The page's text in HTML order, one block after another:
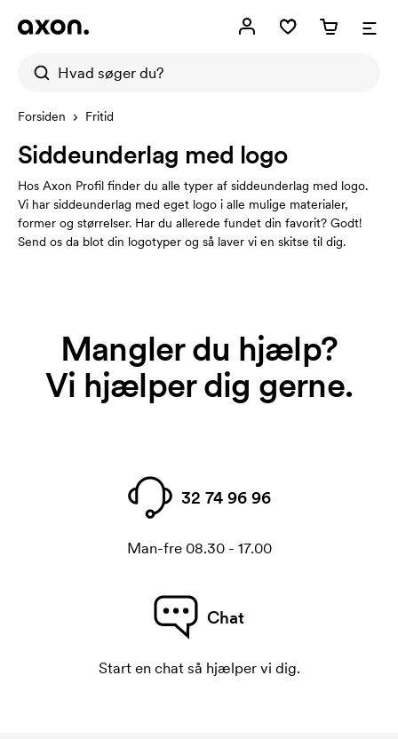
Forsiden Fritid
Siddeunderlag med logo
Hos Axon Profil finder du alle typer af siddeunderlag med logo.
Vi har siddeunderlag med eget logo i alle mulige materialer,
former og størrelser. Har du allerede fundet din favorit? Godt!
Send os da blot din logotyper og så laver vi en skitse til dig.
Mangler du hjælp?
Vi hjælper dig gerne.
32 74 96 96
Man-fre 08.30 - 17.00
Chat
Start en chat så hjælper vi dig.